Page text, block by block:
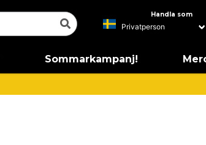
Handla som
Sommarkampanj!